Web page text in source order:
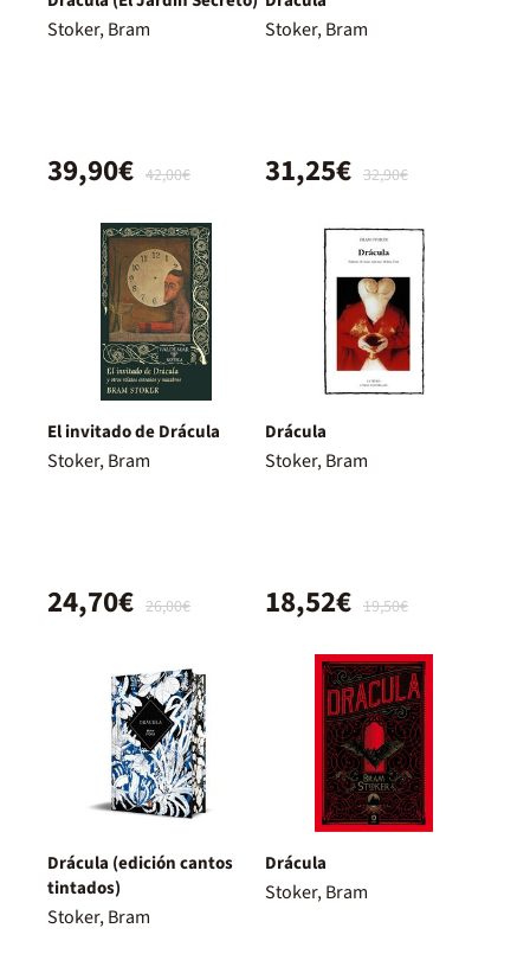
Stoker, Bram
42,00€
39,90€
Stoker, Bram
32,90€
31,25€
El invitado de Drácula
Stoker, Bram
26,00€
24,70€
Drácula
Stoker, Bram
19,50€
18,52€
Drácula (edición cantos
tintados)
Stoker, Bram
Drácula
Stoker, Bram